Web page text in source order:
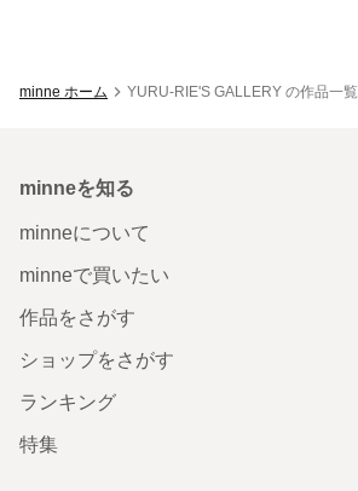
minne ホーム YURU-RIE'S GALLERY の作品一覧
minneを知る
minneについて
minneで買いたい
作品をさがす
ショップをさがす
ランキング
特集